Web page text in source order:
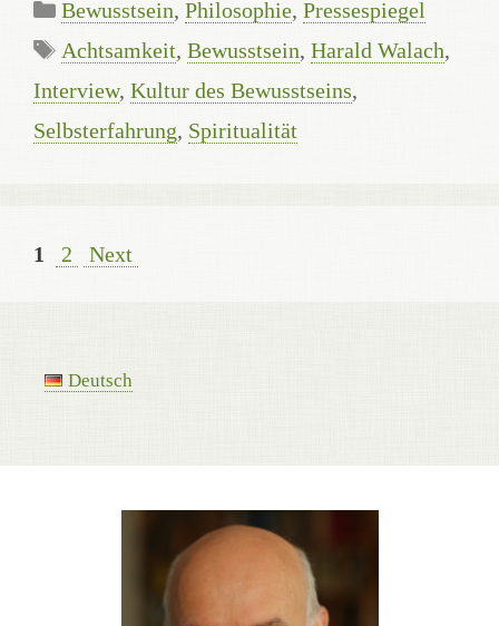
Categories
Bewusstsein, Philosophie, Pressespiegel
Tags
Achtsamkeit, Bewusstsein, Harald Walach,
Interview, Kultur des Bewusstseins,
Selbsterfahrung, Spiritualität
Page
1 Page
2 Next
Deutsch